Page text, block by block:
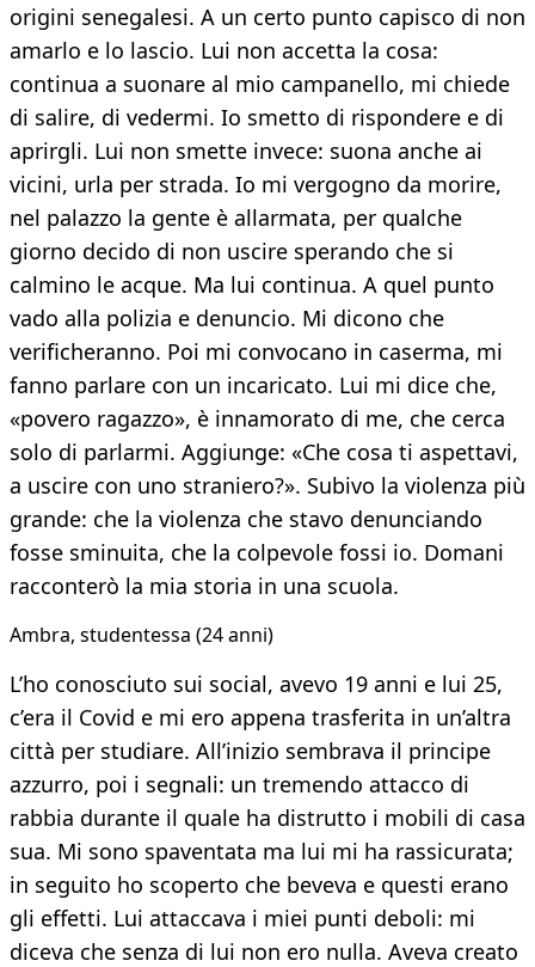
origini senegalesi. A un certo punto capisco di non
amarlo e lo lascio. Lui non accetta la cosa:
continua a suonare al mio campanello, mi chiede
di salire, di vedermi. Io smetto di rispondere e di
aprirgli. Lui non smette invece: suona anche ai
vicini, urla per strada. Io mi vergogno da morire,
nel palazzo la gente è allarmata, per qualche
giorno decido di non uscire sperando che si
calmino le acque. Ma lui continua. A quel punto
vado alla polizia e denuncio. Mi dicono che
verificheranno. Poi mi convocano in caserma, mi
fanno parlare con un incaricato. Lui mi dice che,
«povero ragazzo», è innamorato di me, che cerca
solo di parlarmi. Aggiunge: «Che cosa ti aspettavi,
a uscire con uno straniero?». Subivo la violenza più
grande: che la violenza che stavo denunciando
fosse sminuita, che la colpevole fossi io. Domani
racconterò la mia storia in una scuola.
Ambra, studentessa (24 anni)
L’ho conosciuto sui social, avevo 19 anni e lui 25,
c’era il Covid e mi ero appena trasferita in un’altra
città per studiare. All’inizio sembrava il principe
azzurro, poi i segnali: un tremendo attacco di
rabbia durante il quale ha distrutto i mobili di casa
sua. Mi sono spaventata ma lui mi ha rassicurata;
in seguito ho scoperto che beveva e questi erano
gli effetti. Lui attaccava i miei punti deboli: mi
diceva che senza di lui non ero nulla. Aveva creato